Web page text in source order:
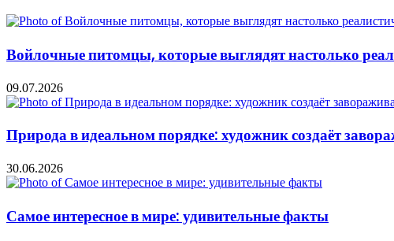
Войлочные питомцы, которые выглядят настолько
09.07.2026
Природа в идеальном порядке: художник создаёт
30.06.2026
Самое интересное в мире: удивительные факты